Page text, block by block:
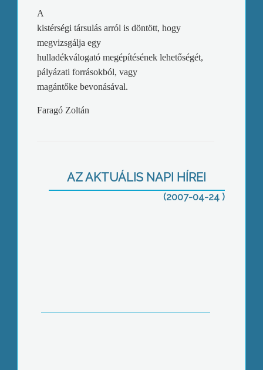
A
kistérségi társulás arról is döntött, hogy
megvizsgálja egy
hulladékválogató megépítésének lehetőségét,
pályázati forrásokból, vagy
magántőke bevonásával.
Faragó Zoltán
AZ AKTUÁLIS NAPI HÍREI
(2007-04-24 )
Maderspachok a Kárpátokból
Várallyai Eszter, Bálint Attila és Csóka
Bence a város legszebben beszélő
allergia